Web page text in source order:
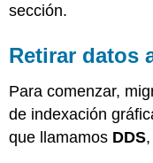
sección.
Retirar datos
Para comenzar,
de indexación
que llamamos DDS